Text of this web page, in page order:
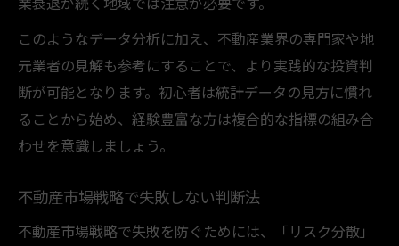
このようなデータ分析に加え、不動産業界の専門家や地
元業者の見解も参考にすることで、より実践的な投資判
断が可能となります。初心者は統計データの見方に慣れ
ることから始め、経験豊富な方は複合的な指標の組み合
わせを意識しましょう。
不動産市場戦略で失敗しない判断法
不動産市場戦略で失敗を防ぐためには、「リスク分散」